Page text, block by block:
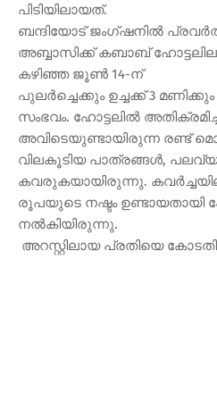
പിടിയിലായത്.
ബന്ദിയോട് ജംഗ്ഷനിൽ
അബ്ബാസിക്ക് കബാബ്
കഴിഞ്ഞ ജൂൺ 14-ന്
പുലർച്ചെക്കും ഉച്ചക്ക് 3
സംഭവം. ഹോട്ടലിൽ
അവിടെയുണ്ടായിരുന്ന
വിലകൂടിയ പാത്രങ്ങൾ,
കവരുകയായിരുന്നു.
രൂപയുടെ നഷ്ടം ഉണ്ടായതായി
നൽകിയിരുന്നു.
അറസ്റ്റിലായ പ്രതിയെ